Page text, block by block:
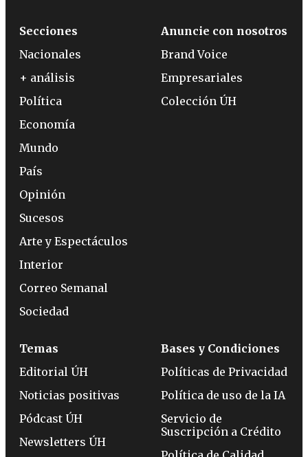
Secciones
Nacionales
+ análisis
Política
Economía
Mundo
País
Opinión
Sucesos
Arte y Espectáculos
Interior
Correo Semanal
Sociedad
Anuncie con nosotros
Brand Voice
Empresariales
Colección ÚH
Temas
Editorial ÚH
Noticias positivas
Pódcast ÚH
Newsletters ÚH
Bases y Condiciones
Políticas de Privacidad
Política de uso de la IA
Servicio de
Suscripción a Crédito